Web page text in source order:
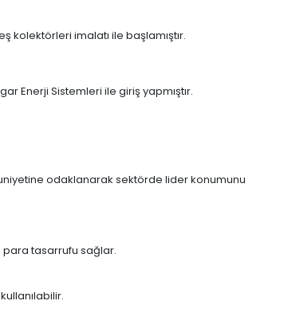
kolektörleri imalatı ile başlamıştır.
Enerji Sistemleri ile giriş yapmıştır.
odaklanarak sektörde lider konumunu
para tasarrufu sağlar.